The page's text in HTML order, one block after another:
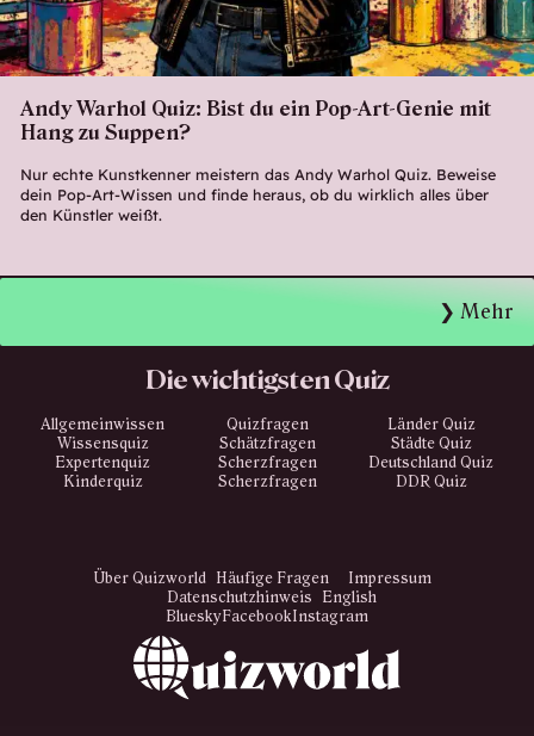
Andy Warhol Quiz: Bist du ein Pop-Art-Genie mit
Hang zu Suppen?
Nur echte Kunstkenner meistern das Andy Warhol Quiz. Beweise
dein Pop-Art-Wissen und finde heraus, ob du wirklich alles über
den Künstler weißt.
Mehr
Die wichtigsten Quiz
Allgemeinwissen Quizfragen
Länder Quiz
Wissensquiz
Schätzfragen
Städte Quiz
Expertenquiz
Scherzfragen
Deutschland Quiz
Kinderquiz
Scherzfragen DDR Quiz
Über Quizworld Häufige Fragen
Impressum
Datenschutzhinweis
English
BlueskyFacebookInstagram